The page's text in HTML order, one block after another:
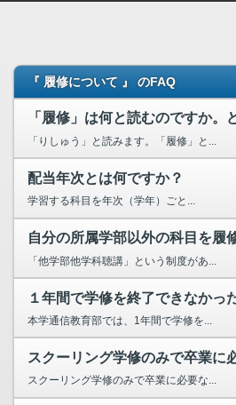
『 履修について 』 のFAQ
「履修」は何と読むのですか。
「りしゅう」と読みます。「履修」と...
配当年次とは何ですか？
学習する科目を年次（学年）ごと...
自分の所属学部以外の科目を履
「他学部他学科聴講」という制度があ...
１年間で学修を終了できなかっ
本学通信教育部では、1年間で学修を...
スクーリング学修のみで卒業に
スクーリング学修のみで卒業に必要な...